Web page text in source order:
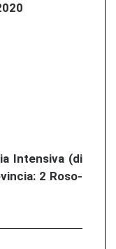
In­ten­si­va (di
2 Ro­so­